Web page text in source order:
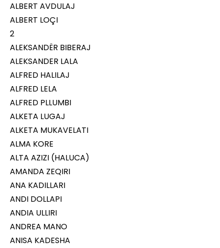
ALBERT AVDULAJ
ALBERT LOÇI
2
ALEKSANDËR BIBERAJ
ALEKSANDER LALA
ALFRED HALILAJ
ALFRED LELA
ALFRED PLLUMBI
ALKETA LUGAJ
ALKETA MUKAVELATI
ALMA KORE
ALTA AZIZI (HALUCA)
AMANDA ZEQIRI
ANA KADILLARI
ANDI DOLLAPI
ANDIA ULLIRI
ANDREA MANO
ANISA KADESHA